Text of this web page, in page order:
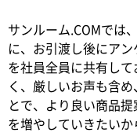
サンルーム.COMでは
に、お引渡し後にア
を社員全員に共有し
く、厳しいお声も含
とで、より良い商品
を増やしていきたいか